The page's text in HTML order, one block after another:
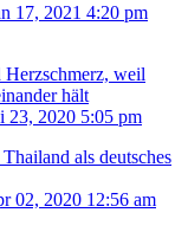
17, 2021 4:20 pm
Herzschmerz, weil
hält
23, 2020 5:05 pm
als deutsches
02, 2020 12:56 am